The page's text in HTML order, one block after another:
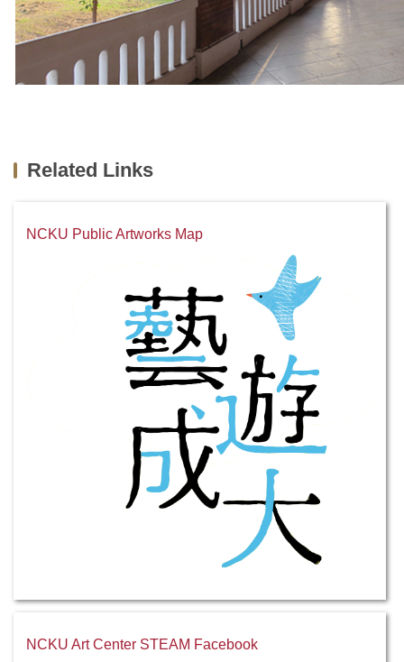
Related Links
NCKU Public Artworks Map
NCKU Art Center STEAM Facebook